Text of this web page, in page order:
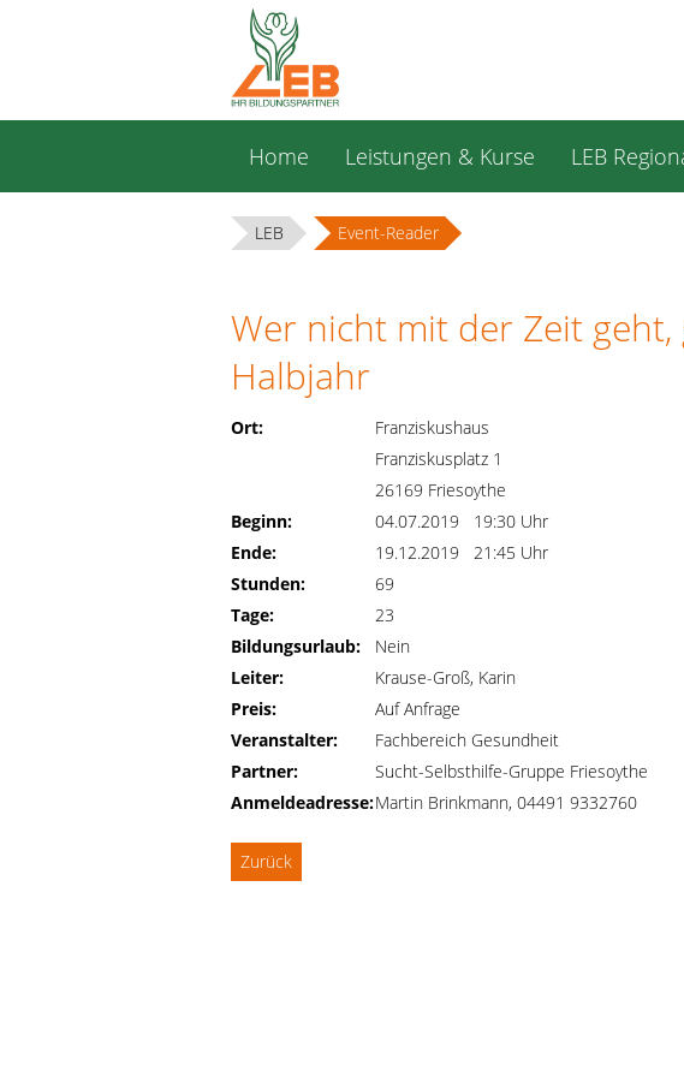
überspringen
Home Leistungen & Kurse LEB
LEB Event-Reader
Wer nicht mit der Zeit geht,
Halbjahr
Ort:
Franziskushaus
Franziskusplatz 1
26169 Friesoythe
Beginn:
04.07.2019 19:30 Uhr
Ende:
19.12.2019 21:45 Uhr
Stunden:
69
Tage:
23
Bildungsurlaub:
Nein
Leiter:
Krause-Groß, Karin
Preis:
Auf Anfrage
Veranstalter:
Fachbereich Gesundheit
Partner:
Sucht-Selbsthilfe-Gruppe Friesoythe
Anmeldeadresse:Martin Brinkmann, 04491 9332760
Zurück